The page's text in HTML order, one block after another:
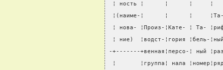
¦ ность ¦      ¦      ¦     ¦
¦(наиме-¦      ¦      ¦     ¦Та-
¦ нова- ¦Произ-¦Кате- ¦ Та-
¦ ние)  ¦водст-¦гория ¦бель-
-+-------+венная¦персо-¦ ный
¦       ¦группа¦ нала